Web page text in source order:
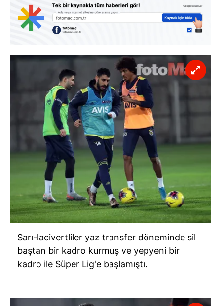
Sarı-lacivertliler yaz transfer döneminde sil
baştan bir kadro kurmuş ve yepyeni bir
kadro ile Süper Lig'e başlamıştı.